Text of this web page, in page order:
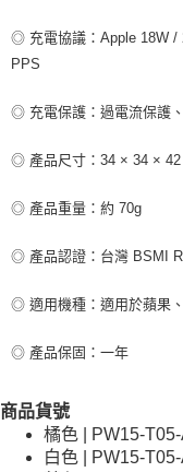
◎ 充電協議：Apple 18W /
PPS
◎ 充電保護：過電流保護
◎ 產品尺寸：34 × 34 × 42
◎ 產品重量：約 70g
◎ 產品認證：台灣 BSMI
◎ 適用機種：適用於蘋果
◎ 產品保固：一年
商品貨號
橘色 | PW15-
白色 | PW15-